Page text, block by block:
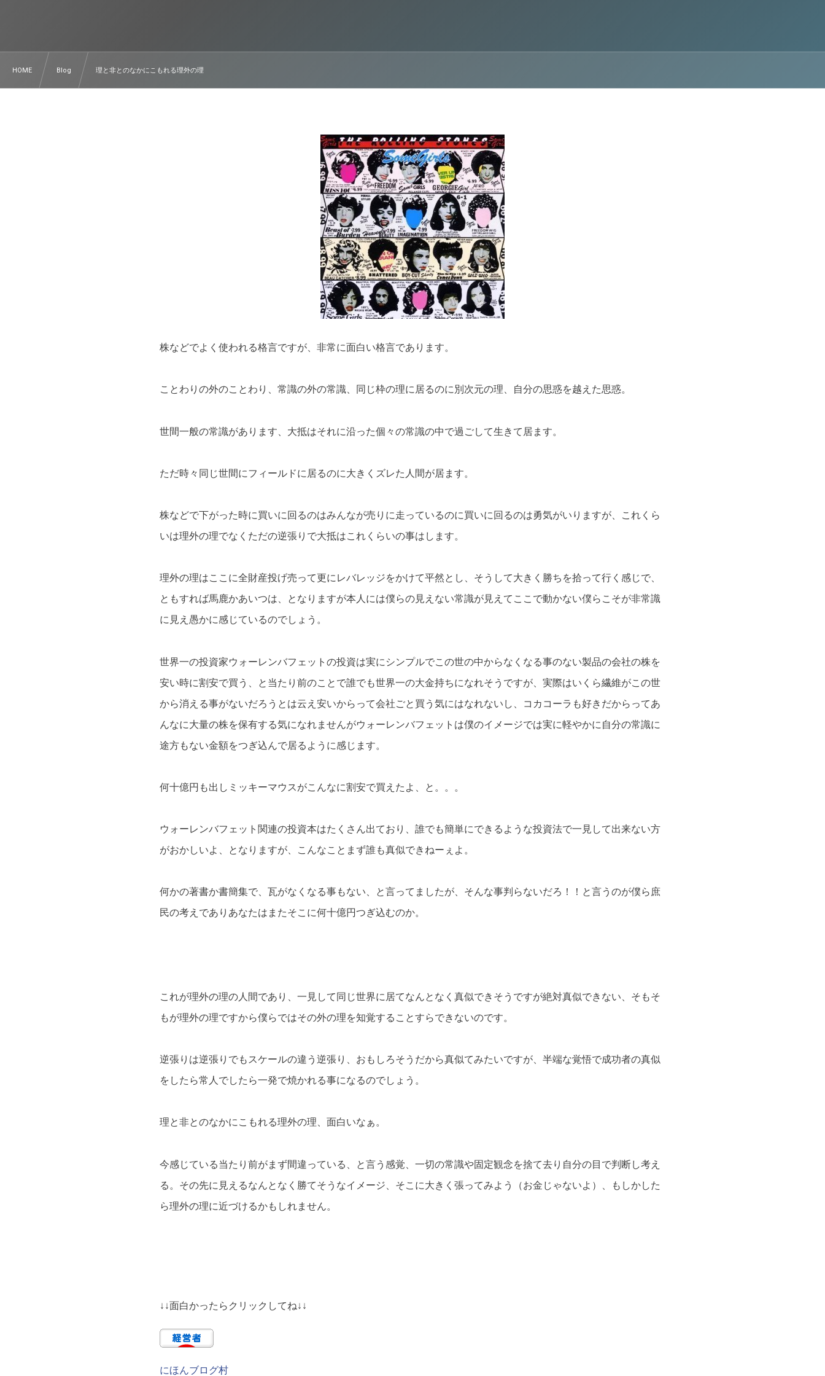
HOME Blog 理と非とのなかにこもれる理外の理
株などでよく使われる格言ですが、非常に面白い格言であります。
ことわりの外のことわり、常識の外の常識、同じ枠の理に居るのに別次元の理、自分の思惑を越えた思惑。
世間一般の常識があります、大抵はそれに沿った個々の常識の中で過ごして生きて居ます。
ただ時々同じ世間にフィールドに居るのに大きくズレた人間が居ます。
株などで下がった時に買いに回るのはみんなが売りに走っているのに買いに回るのは勇気がいりますが、これくら
いは理外の理でなくただの逆張りで大抵はこれくらいの事はします。
理外の理はここに全財産投げ売って更にレバレッジをかけて平然とし、そうして大きく勝ちを拾って行く感じで、
ともすれば馬鹿かあいつは、となりますが本人には僕らの見えない常識が見えてここで動かない僕らこそが非常識
に見え愚かに感じているのでしょう。
世界一の投資家ウォーレンバフェットの投資は実にシンプルでこの世の中からなくなる事のない製品の会社の株を
安い時に割安で買う、と当たり前のことで誰でも世界一の大金持ちになれそうですが、実際はいくら繊維がこの世
から消える事がないだろうとは云え安いからって会社ごと買う気にはなれないし、コカコーラも好きだからってあ
んなに大量の株を保有する気になれませんがウォーレンバフェットは僕のイメージでは実に軽やかに自分の常識に
途方もない金額をつぎ込んで居るように感じます。
何十億円も出しミッキーマウスがこんなに割安で買えたよ、と。。。
ウォーレンバフェット関連の投資本はたくさん出ており、誰でも簡単にできるような投資法で一見して出来ない方
がおかしいよ、となりますが、こんなことまず誰も真似できねーぇよ。
何かの著書か書簡集で、瓦がなくなる事もない、と言ってましたが、そんな事判らないだろ！！と言うのが僕ら庶
民の考えでありあなたはまたそこに何十億円つぎ込むのか。
これが理外の理の人間であり、一見して同じ世界に居てなんとなく真似できそうですが絶対真似できない、そもそ
もが理外の理ですから僕らではその外の理を知覚することすらできないのです。
逆張りは逆張りでもスケールの違う逆張り、おもしろそうだから真似てみたいですが、半端な覚悟で成功者の真似
をしたら常人でしたら一発で焼かれる事になるのでしょう。
理と非とのなかにこもれる理外の理、面白いなぁ。
今感じている当たり前がまず間違っている、と言う感覚、一切の常識や固定観念を捨て去り自分の目で判断し考え
る。その先に見えるなんとなく勝てそうなイメージ、そこに大きく張ってみよう（お金じゃないよ）、もしかした
ら理外の理に近づけるかもしれません。
↓↓面白かったらクリックしてね↓↓
にほんブログ村